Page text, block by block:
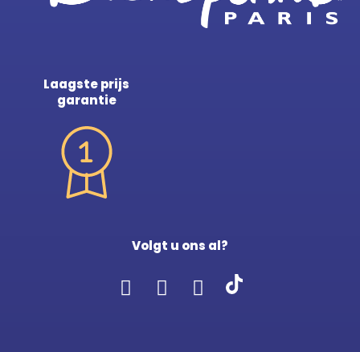
Laagste prijs
garantie
Volgt u ons al?